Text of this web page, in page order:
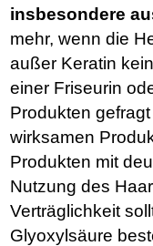
insbesondere
mehr, wenn die
außer Keratin
einer Friseurin
Produkten
wirksamen
Produkten mit
Nutzung des
Verträglichkeit
Glyoxylsäure